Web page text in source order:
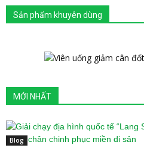
Sản phẩm khuyên dùng
MỚI NHẤT
Blog